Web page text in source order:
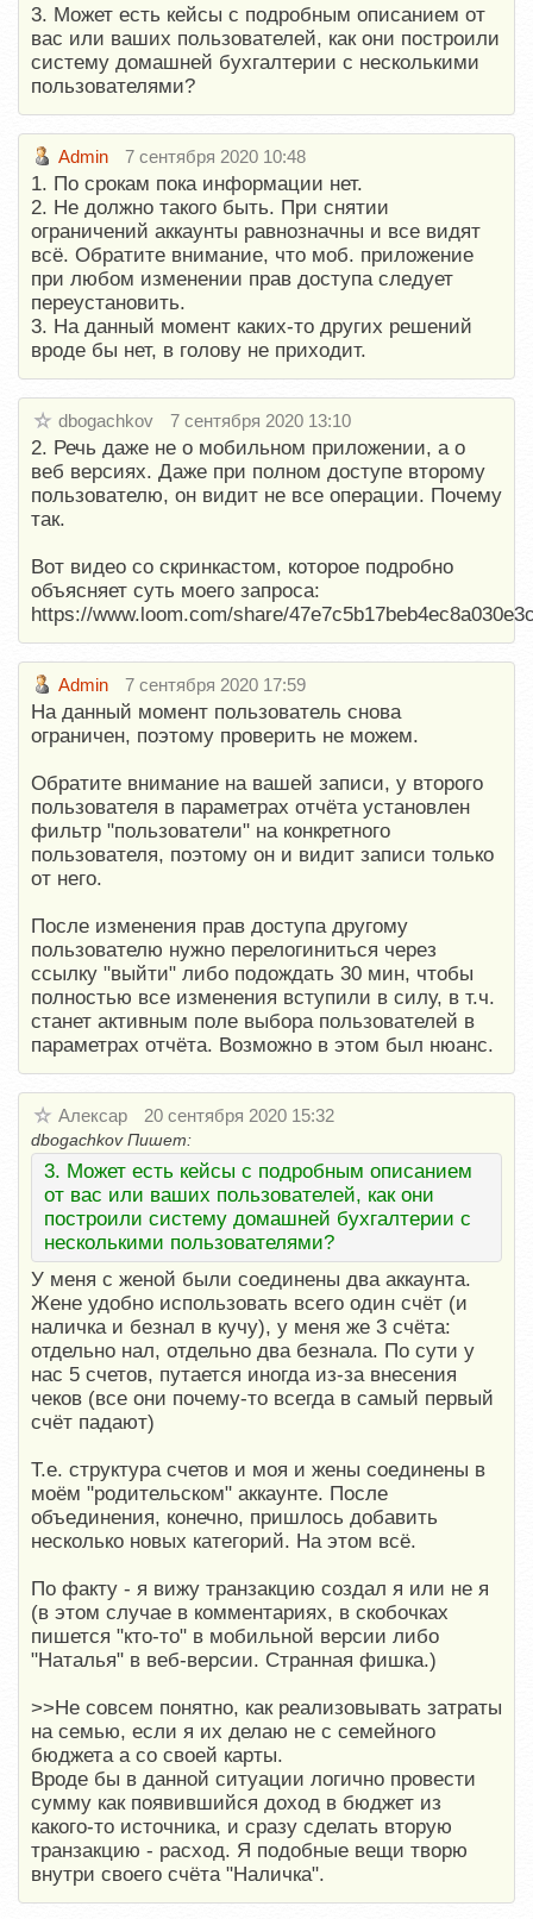
3. Может есть кейсы с подробным описанием от
вас или ваших пользователей, как они построили
систему домашней бухгалтерии с несколькими
пользователями?
Admin 7 сентября 2020 10:48
1. По срокам пока информации нет.
2. Не должно такого быть. При снятии
ограничений аккаунты равнозначны и все видят
всё. Обратите внимание, что моб. приложение
при любом изменении прав доступа следует
переустановить.
3. На данный момент каких-то других решений
вроде бы нет, в голову не приходит.
dbogachkov 7 сентября 2020 13:10
2. Речь даже не о мобильном приложении, а о
веб версиях. Даже при полном доступе второму
пользователю, он видит не все операции. Почему
так.
Вот видео со скринкастом, которое подробно
объясняет суть моего запроса:
https://www.loom.com/share/
Admin 7 сентября 2020 17:59
На данный момент пользователь снова
ограничен, поэтому проверить не можем.
Обратите внимание на вашей записи, у второго
пользователя в параметрах отчёта установлен
фильтр "пользователи" на конкретного
пользователя, поэтому он и видит записи только
от него.
После изменения прав доступа другому
пользователю нужно перелогиниться через
ссылку "выйти" либо подождать 30 мин, чтобы
полностью все изменения вступили в силу, в т.ч.
станет активным поле выбора пользователей в
параметрах отчёта. Возможно в этом был нюанс.
Алексар 20 сентября 2020 15:32
dbogachkov Пишет:
3. Может есть кейсы с подробным описанием
от вас или ваших пользователей, как они
построили систему домашней бухгалтерии с
несколькими пользователями?
У меня с женой были соединены два аккаунта.
Жене удобно использовать всего один счёт (и
наличка и безнал в кучу), у меня же 3 счёта:
отдельно нал, отдельно два безнала. По сути у
нас 5 счетов, путается иногда из-за внесения
чеков (все они почему-то всегда в самый первый
счёт падают)
Т.е. структура счетов и моя и жены соединены в
моём "родительском" аккаунте. После
объединения, конечно, пришлось добавить
несколько новых категорий. На этом всё.
По факту - я вижу транзакцию создал я или не я
(в этом случае в комментариях, в скобочках
пишется "кто-то" в мобильной версии либо
"Наталья" в веб-версии. Странная фишка.)
>>Не совсем понятно, как реализовывать затраты
на семью, если я их делаю не с семейного
бюджета а со своей карты.
Вроде бы в данной ситуации логично провести
сумму как появившийся доход в бюджет из
какого-то источника, и сразу сделать вторую
транзакцию - расход. Я подобные вещи творю
внутри своего счёта "Наличка".